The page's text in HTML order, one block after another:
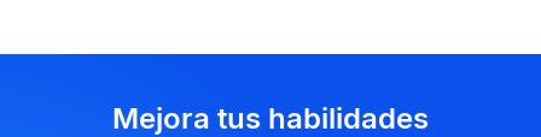
Mejora tus habilidades